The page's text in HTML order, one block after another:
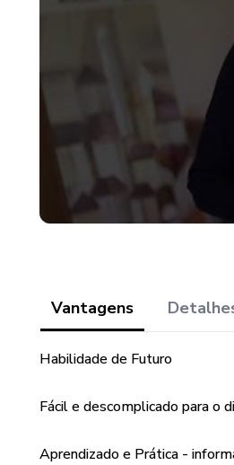
Vantagens
Habilidade de Futuro
Fácil e descomplicado para o
Aprendizado e Prática -